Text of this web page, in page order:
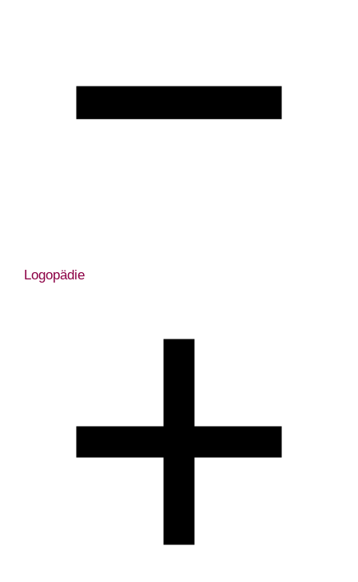
Logopädie